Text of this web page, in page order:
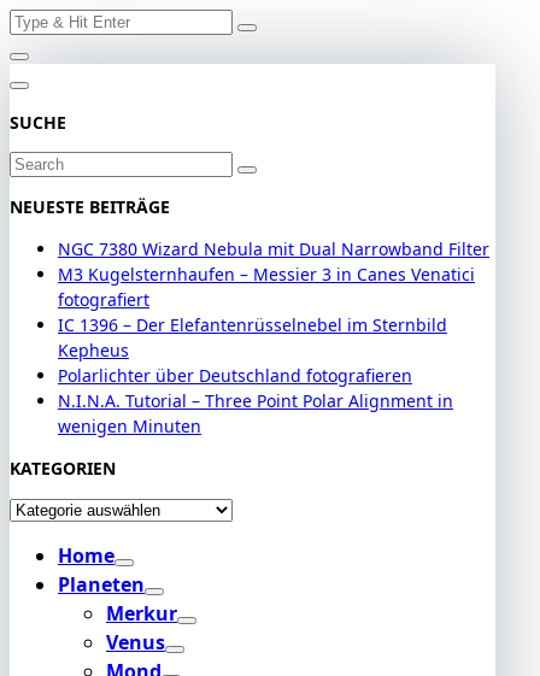
Skip
to
content
Search
SUCHE
Search
NEUESTE BEITRÄGE
NGC 7380 Wizard Nebula mit Dual Narrowband Filter
M3 Kugelsternhaufen – Messier 3 in Canes Venatici
fotografiert
IC 1396 – Der Elefantenrüsselnebel im Sternbild
Kepheus
Polarlichter über Deutschland fotografieren
N.I.N.A. Tutorial – Three Point Polar Alignment in
wenigen Minuten
KATEGORIEN
Kategorien
Home
Planeten
Merkur
Venus